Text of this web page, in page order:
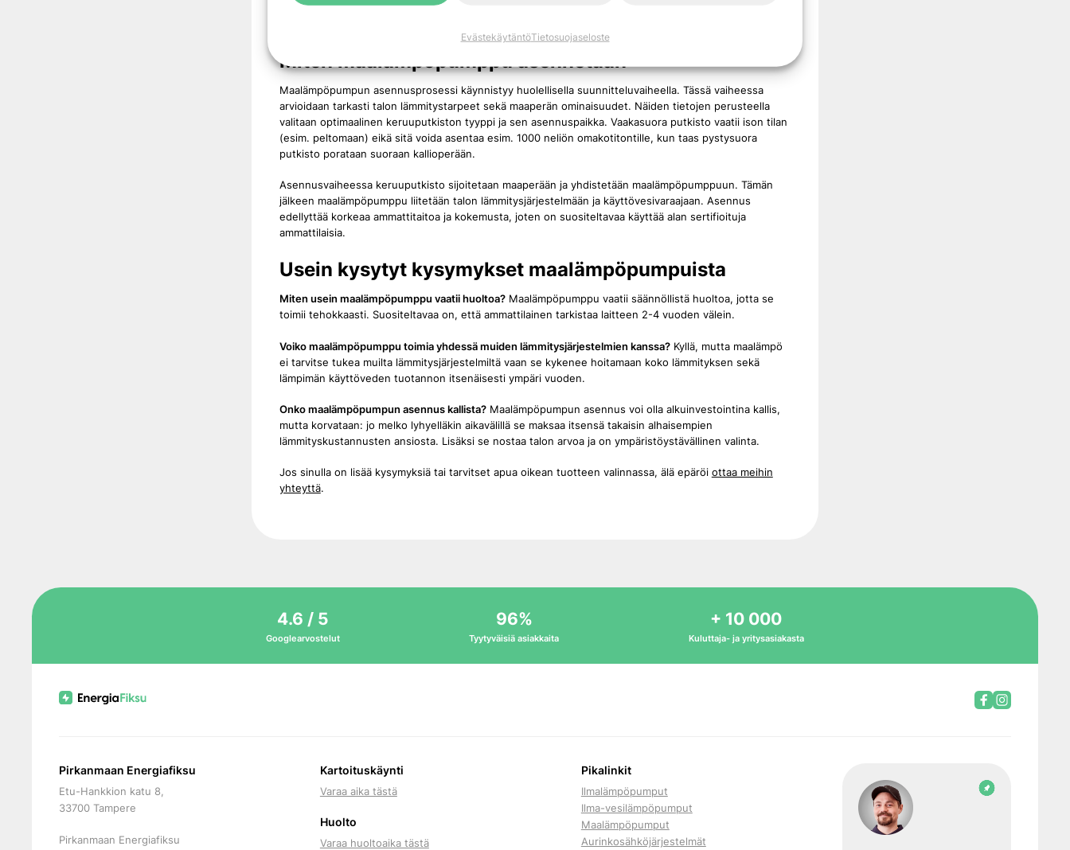
EvästekäytäntöTietosuojaseloste
yhdistää ne muihin energiatehokkaisiin järjestelmiin, tekevät niistä monipuolisen ja modernin ratkaisun
Miten maalämpöpumppu asennetaan
Maalämpöpumpun asennusprosessi käynnistyy huolellisella suunnitteluvaiheella. Tässä vaiheessa
arvioidaan tarkasti talon lämmitystarpeet sekä maaperän ominaisuudet. Näiden tietojen perusteella
valitaan optimaalinen keruuputkiston tyyppi ja sen asennuspaikka. Vaakasuora putkisto vaatii ison tilan
(esim. peltomaan) eikä sitä voida asentaa esim. 1000 neliön omakotitontille, kun taas pystysuora
putkisto porataan suoraan kallioperään.
Asennusvaiheessa keruuputkisto sijoitetaan maaperään ja yhdistetään maalämpöpumppuun. Tämän
jälkeen maalämpöpumppu liitetään talon lämmitysjärjestelmään ja käyttövesivaraajaan. Asennus
edellyttää korkeaa ammattitaitoa ja kokemusta, joten on suositeltavaa käyttää alan sertifioituja
ammattilaisia.
Usein kysytyt kysymykset maalämpöpumpuista
Miten usein maalämpöpumppu vaatii huoltoa?Maalämpöpumppu vaatii säännöllistä huoltoa, jotta se
toimii tehokkaasti. Suositeltavaa on, että ammattilainen tarkistaa laitteen 2-4 vuoden välein.
Voiko maalämpöpumppu toimia yhdessä muiden lämmitysjärjestelmien kanssa?Kyllä, mutta maalämpö
ei tarvitse tukea muilta lämmitysjärjestelmiltä vaan se kykenee hoitamaan koko lämmityksen sekä
lämpimän käyttöveden tuotannon itsenäisesti ympäri vuoden.
Onko maalämpöpumpun asennus kallista?Maalämpöpumpun asennus voi olla alkuinvestointina kallis,
mutta korvataan: jo melko lyhyelläkin aikavälillä se maksaa itsensä takaisin alhaisempien
lämmityskustannusten ansiosta. Lisäksi se nostaa talon arvoa ja on ympäristöystävällinen valinta.
Jos sinulla on lisää kysymyksiä tai tarvitset apua oikean tuotteen valinnassa, älä epäröi ottaa meihin
yhteyttä.
4.6 / 5
Googlearvostelut
96%
Tyytyväisiä asiakkaita
+ 10 000
Kuluttaja- ja yritysasiakasta
Pirkanmaan Energiafiksu
Etu-Hankkion katu 8,
33700 Tampere
Pirkanmaan Energiafiksu
Kartoituskäynti
Varaa aika tästä
Huolto
Varaa huoltoaika tästä
Pikalinkit
Ilmalämpöpumput
Ilma-vesilämpöpumput
Maalämpöpumput
Aurinkosähköjärjestelmät